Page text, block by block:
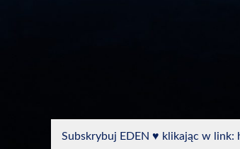
Subskrybuj EDEN ♥ klikając w